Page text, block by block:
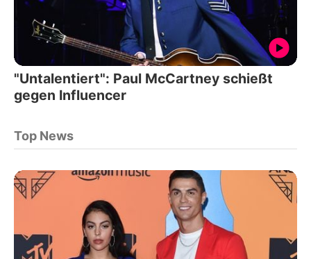
"Untalentiert": Paul McCartney schießt
gegen Influencer
Top News